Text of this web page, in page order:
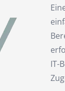
IT-